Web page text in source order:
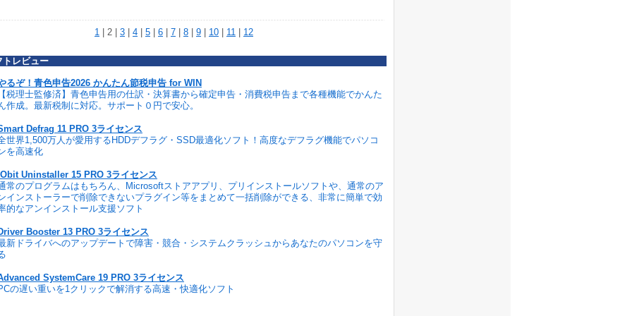
1 | 2 | 3 | 4 | 5 | 6 | 7 | 8 | 9 | 10 | 11 | 12
レビュー
るぞ！青色申告2026 かんたん節税申告 for WIN
税理士監修済】青色申告用の仕訳・決算書から確定申告・消費税申告まで各種機能でかんた
作成。最新税制に対応。サポート０円で安心。
Defrag 11 PRO 3ライセンス
世界1,500万人が愛用するHDDデフラグ・SSD最適化ソフト！高度なデフラグ機能でパソコ
を高速化
Uninstaller 15 PRO 3ライセンス
常のプログラムはもちろん、Microsoftストアアプリ、プリインストールソフトや、通常のア
インストーラーで削除できないプラグイン等をまとめて一括削除ができる、非常に簡単で効
的なアンインストール支援ソフト
Booster 13 PRO 3ライセンス
新ドライバへのアップデートで障害・競合・システムクラッシュからあなたのパソコンを守
SystemCare 19 PRO 3ライセンス
の遅い重いを1クリックで解消する高速・快適化ソフト